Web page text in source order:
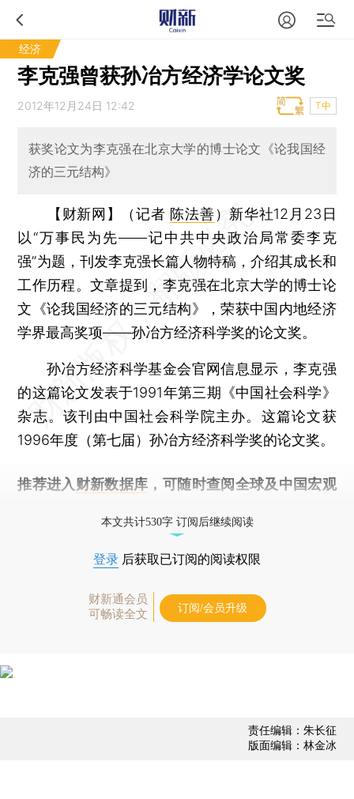
经济
李克强曾获孙冶方经济学论文奖
2012年12月24日 12:42 T中
获奖论文为李克强在北京大学的博士论文《论我国经
济的三元结构》
【财新网】（记者 陈法善） 新华社12月23日
以“万事民为先——记中共中央政治局常委李克
强”为题，刊发李克强长篇人物特稿，介绍其成长和
工作历程。文章提到，李克强在北京大学的博士论
文《论我国经济的三元结构》，荣获中国内地经济
学界最高奖项——孙冶方经济科学奖的论文奖。
孙冶方经济科学基金会官网信息显示，李克强
的这篇论文发表于1991年第三期《中国社会科学》
杂志。该刊由中国社会科学院主办。这篇论文获
1996年度（第七届）孙冶方经济科学奖的论文奖。
推荐进入 财新数据库 ，可随时查阅全球及中国宏观
本文共计530字 订阅后继续阅读
登录 后获取已订阅的阅读权限
财新通会员
可畅读全文
订阅/会员升级
责任编辑：朱长征
版面编辑：林金冰